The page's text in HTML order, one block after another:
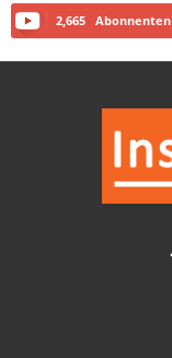
2,665 Abonnenten